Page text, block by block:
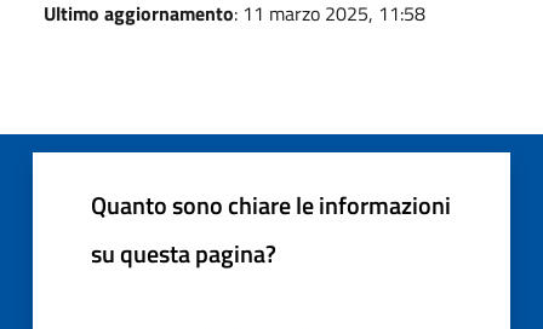
Ultimo aggiornamento: 11 marzo 2025, 11:58
Quanto sono chiare le informazioni
su questa pagina?